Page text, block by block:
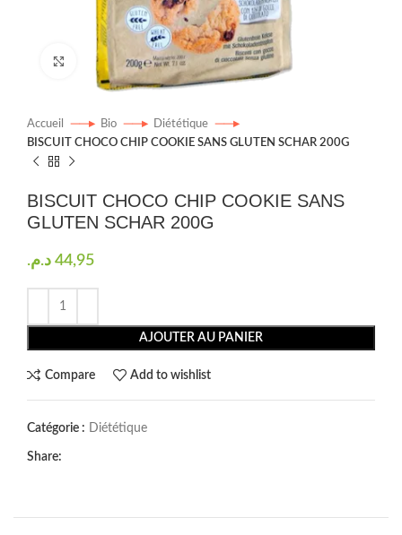
Click to enlarge
Accueil Bio
Diététique
BISCUIT CHOCO CHIP COOKIE SANS GLUTEN SCHAR 200G
BISCUIT CHOCO CHIP COOKIE SANS
GLUTEN SCHAR 200G
44,95 د.م.
AJOUTER AU PANIER
Compare Add to wishlist
Catégorie : Diététique
Share: